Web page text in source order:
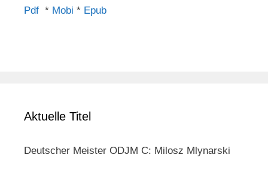
Pdf * Mobi * Epub
Aktuelle Titel
Deutscher Meister ODJM C: Milosz Mlynarski